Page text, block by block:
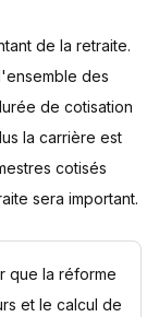
de la retraite.
des
de cotisation
la carrière est
cotisés
sera important.
que la réforme
et le calcul de